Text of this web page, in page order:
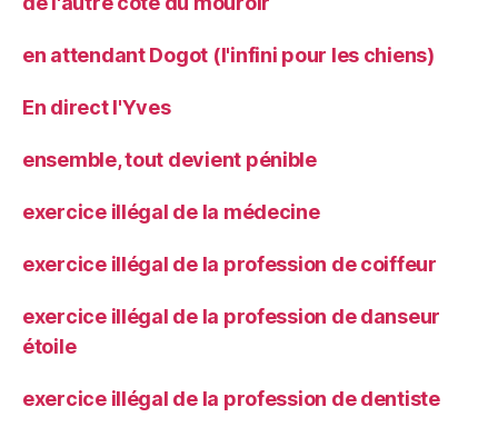
en attendant Dogot (l'infini pour les chiens)
En direct l'Yves
ensemble, tout devient pénible
exercice illégal de la médecine
exercice illégal de la profession de coiffeur
exercice illégal de la profession de danseur
étoile
exercice illégal de la profession de dentiste